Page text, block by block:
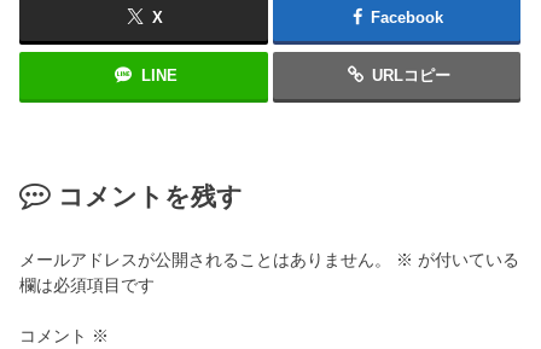
X Facebook
LINE URLコピー
コメントを残す
メールアドレスが公開されることはありません。 ※ が付いている
欄は必須項目です
コメント ※